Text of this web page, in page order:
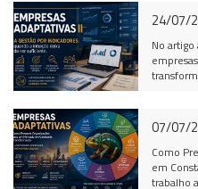
No artigo anterior, discutimos como as empresas vivem um cenário de profundas transformações impulsionadas pela evolução tecnológica, pelas mudanças no comportamento das novas gerações, pela Reforma Tributária, pela transformação digital e por um ambiente de negócios cada vez mais competitivo. Concluímos que sobreviver nesse contexto exige muito mais do que experiência: exige capacidade de adaptação.Mas surge uma pergunta inevitável:Como uma empresa se torna verdadeiramente adaptativa?A resposta passa, necessariamente, pela gestão baseada em informações confiáveis.Durante muitos anos, administrar uma empresa significava conhecer profundamente seus clientes, controlar o caixa e tomar decisões fundamentadas principalmente na experiência acumulada pelo empreendedor. Esse modelo foi suficiente em um mercado relativamente estável, onde as mudanças aconteciam em ritmo mais lento e a concorrência era menos intensa.Hoje, entretanto, esse cenário mudou completamente.As empresas convivem simultaneamente com aumento dos custos operacionais, concorrência global, transformação digital, inteligência artificial, novas relações de trabalho, mudanças tributárias, clientes mais exigentes e ciclos econômicos cada vez menores.Nesse ambiente, a experiência continua sendo um ativo importante.Entretanto, experiência sem dados passou a representar um risco.As organizações que conseguem responder rapidamente às mudanças possuem uma característica em comum: elas monitoram continuamente seu desempenho e utilizam indicadores para orientar suas decisões.A empresa adaptativa não administra apenas receitas.Ela administra desempenho.Ela acompanha tendências.Ela antecipa problemas.Ela transforma informação em vantagem competitiva. O que realmente deve ser acompanhado?Um dos equívocos mais frequentes entre pequenas e médias empresas é acreditar que uma boa gestão depende de acompanhar dezenas ou centenas de indicadores. Na realidade, organizações de alto desempenho concentram seus esforços em um conjunto reduzido de indicadores estratégicos, capazes de revelar a verdadeira situação do negócio e apoiar decisões com maior segurança.Entre eles, destacam-se:Receita BrutaRepresenta o valor total das vendas realizadas em determinado período, antes da dedução de impostos, devoluções e
Como
em
trabalho